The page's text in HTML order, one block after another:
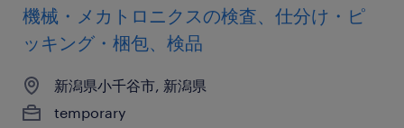
機械・メカトロニクスの検査、仕分け・ピ
ッキング・梱包、検品
新潟県小千谷市, 新潟県
temporary